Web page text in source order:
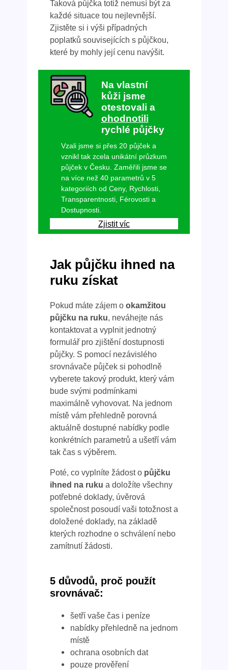
Taková půjčka totiž nemusí být za
každé situace tou nejlevnější.
Zjistěte si i výši případných
poplatků souvisejících s půjčkou,
které by mohly její cenu navýšit.
Na vlastní
kůži jsme
otestovali a
ohodnotili
rychlé půjčky
Vzali jsme si přes 20 půjček a
vznikl tak zcela unikátní průzkum
půjček v Česku. Zaměřili jsme se
na více než 40 parametrů v 5
kategoriích od Ceny, Rychlosti,
Transparentnosti, Férovosti a
Dostupnosti.
Zjistit víc
Jak půjčku ihned na
ruku získat
Pokud máte zájem o okamžitou
půjčku na ruku, neváhejte nás
kontaktovat a vyplnit jednotný
formulář pro zjištění dostupnosti
půjčky. S pomocí nezávislého
srovnávače půjček si pohodlně
vyberete takový produkt, který vám
bude svými podmínkami
maximálně vyhovovat. Na jednom
místě vám přehledně porovná
aktuálně dostupné nabídky podle
konkrétních parametrů a ušetří vám
tak čas s výběrem.
Poté, co vyplníte žádost o půjčku
ihned na ruku a doložíte všechny
potřebné doklady, úvěrová
společnost posoudí vaši totožnost a
doložené doklady, na základě
kterých rozhodne o schválení nebo
zamítnutí žádosti.
5 důvodů, proč použít
srovnávač:
šetří vaše čas i peníze
nabídky přehledně na jednom
místě
ochrana osobních dat
pouze prověření